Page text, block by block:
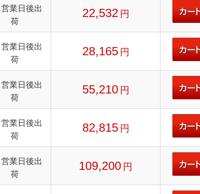
営業日後出
荷
22,532 円
営業日後出
荷
28,165 円
営業日後出
荷
55,210 円
営業日後出
荷
82,815 円
営業日後出
荷
109,200 円